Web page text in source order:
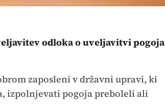
odloka o uveljavitvi pogoja
zaposleni v državni upravi, ki
izpolnjevati pogoja preboleli ali